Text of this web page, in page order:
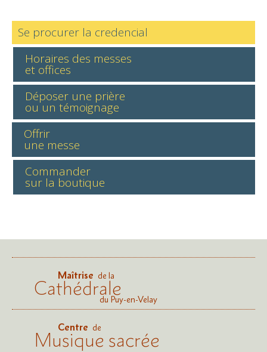
Se procurer la credencial
Horaires des messes
et offices
Déposer une prière
ou un témoignage
Offrir
une messe
Commander
sur la boutique
Maîtrise de la
Cathédraledu Puy-en-Velay
Centre de
Musique sacrée